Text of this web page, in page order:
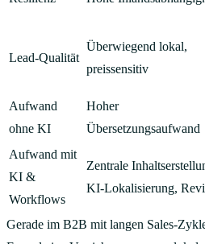
Lead-Qualität
Überwiegend lokal,
preissensitiv
Aufwand
ohne KI
Hoher
Übersetzungsaufwand
Aufwand mit
KI &
Workflows
Zentrale
KI-Lokalisierung,
Gerade im B2B mit langen Sales-